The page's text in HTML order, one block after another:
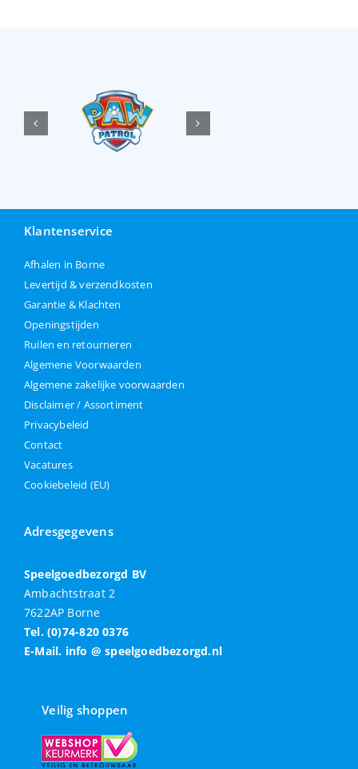
Klantenservice
Afhalen in Borne
Levertijd & verzendkosten
Garantie & Klachten
Openingstijden
Ruilen en retourneren
Algemene Voorwaarden
Algemene zakelijke voorwaarden
Disclaimer / Assortiment
Privacybeleid
Contact
Vacatures
Cookiebeleid (EU)
Adresgegevens
Speelgoedbezorgd BV
Ambachtstraat 2
7622AP Borne
Tel. (0)74-820 0376
E-Mail. info @ speelgoedbezorgd.nl
Veilig shoppen